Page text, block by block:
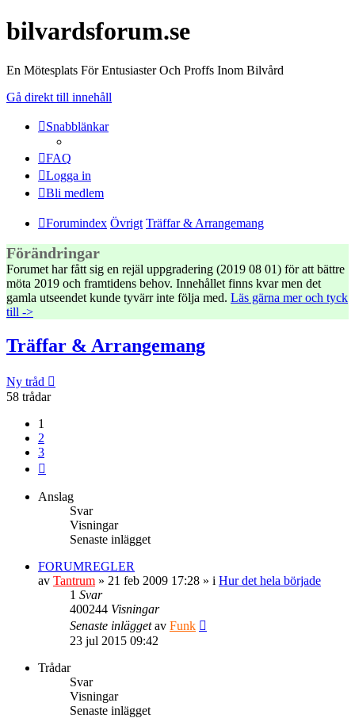
bilvardsforum.se
En Mötesplats För Entusiaster Och Proffs Inom Bilvård
Gå direkt till innehåll
Snabblänkar
FAQ
Logga in
Bli medlem
Forumindex Övrigt Träffar & Arrangemang
Förändringar
Forumet har fått sig en rejäl uppgradering (2019 08 01) för att bättre
möta 2019 och framtidens behov. Innehållet finns kvar men det
gamla utseendet kunde tyvärr inte följa med. Läs gärna mer och tyck
till ->
Träffar & Arrangemang
Ny tråd
58 trådar
1
2
3
Anslag
Svar
Visningar
Senaste inlägget
FORUMREGLER
av Tantrum » 21 feb 2009 17:28 » i Hur det hela började
1 Svar
400244 Visningar
Senaste inläggetav Funk
23 jul 2015 09:42
Trådar
Svar
Visningar
Senaste inlägget